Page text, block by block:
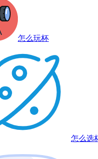
怎么玩杯
怎么选